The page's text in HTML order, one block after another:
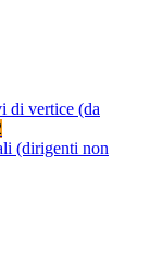
di vertice (da
(dirigenti non